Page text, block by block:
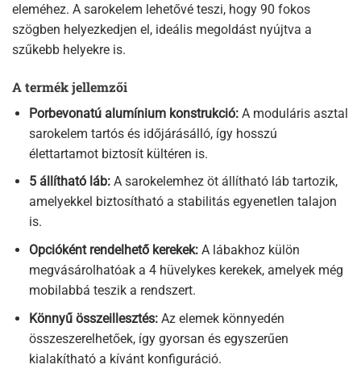
eleméhez. A sarokelem lehetővé teszi, hogy 90 fokos
szögben helyezkedjen el, ideális megoldást nyújtva a
szűkebb helyekre is.
A termék jellemzői
Porbevonatú alumínium konstrukció:A moduláris asztal
sarokelem tartós és időjárásálló, így hosszú
élettartamot biztosít kültéren is.
5 állítható láb:A sarokelemhez öt állítható láb tartozik,
amelyekkel biztosítható a stabilitás egyenetlen talajon
is.
Opcióként rendelhető kerekek:A lábakhoz külön
megvásárolhatóak a 4 hüvelykes kerekek, amelyek még
mobilabbá teszik a rendszert.
Könnyű összeillesztés:Az elemek könnyedén
összeszerelhetőek, így gyorsan és egyszerűen
kialakítható a kívánt konfiguráció.